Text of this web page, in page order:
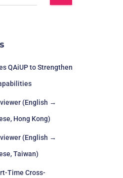
QAiUP to Strengthen
(English →
Hong Kong)
(English →
Taiwan)
Time Cross-